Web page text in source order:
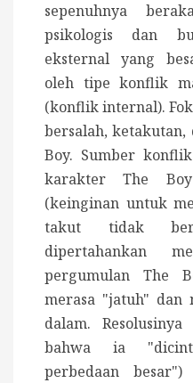
sepenuhnya
psikologis dan
eksternal yang
oleh tipe konflik
(konflik internal).
bersalah,
Boy. Sumber
karakter The
(keinginan untuk
takut tidak
dipertahankan
pergumulan The
merasa "jatuh" dan
dalam.
bahwa ia
perbedaan